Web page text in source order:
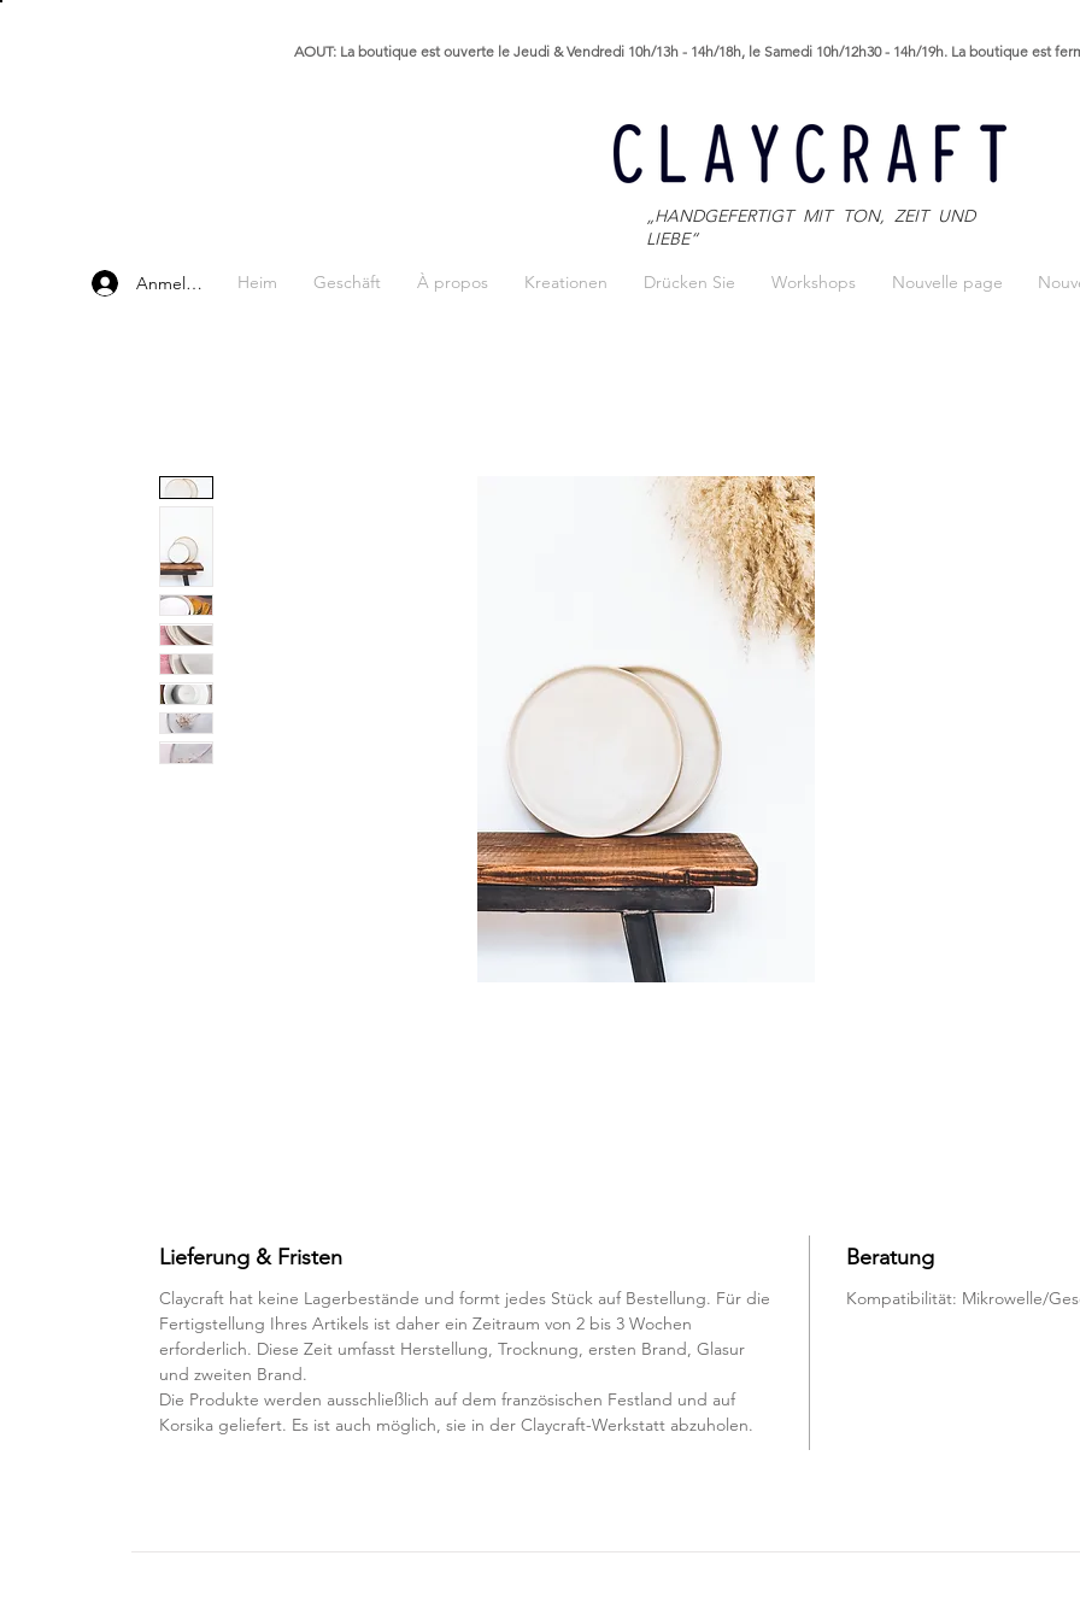
AOUT: La boutique est ouverte le Jeudi & Vendredi 10h/13h - 14h/18h, le Samedi 10h/12h30 - 14h/19h. La boutique est
„HANDGEFERTIGT MIT TON, ZEIT UND
LIEBE“
Anmelden Heim Geschäft À propos Kreationen Drücken Sie Workshops Nouvelle page
Lieferung & Fristen
Claycraft hat keine Lagerbestände und formt jedes Stück auf Bestellung. Für die
Fertigstellung Ihres Artikels ist daher ein Zeitraum von 2 bis 3 Wochen
erforderlich. Diese Zeit umfasst Herstellung, Trocknung, ersten Brand, Glasur
und zweiten Brand.
Die Produkte werden ausschließlich auf dem französischen Festland und auf
Korsika geliefert. Es ist auch möglich, sie in der Claycraft-Werkstatt abzuholen.
Beratung
Kompatibilität: Mikrowelle/